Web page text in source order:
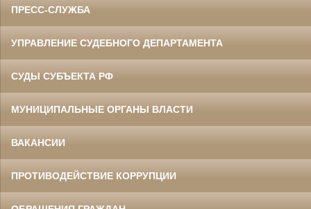
ПРЕСС-СЛУЖБА
УПРАВЛЕНИЕ СУДЕБНОГО ДЕПАРТАМЕНТА
СУДЫ СУБЪЕКТА РФ
МУНИЦИПАЛЬНЫЕ ОРГАНЫ ВЛАСТИ
ВАКАНСИИ
ПРОТИВОДЕЙСТВИЕ КОРРУПЦИИ